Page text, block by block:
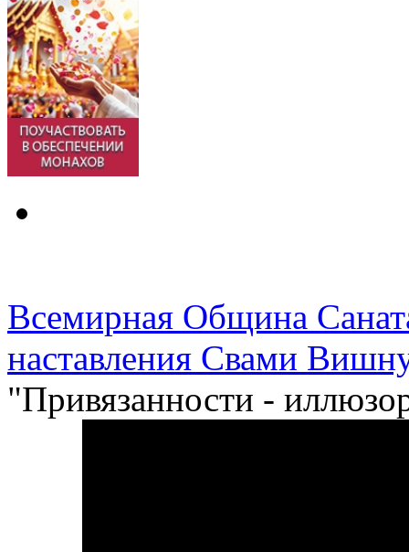
Всемирная Община
наставления Свами
"Привязанности -